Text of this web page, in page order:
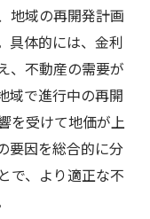
地域の再開発計画
具体的には、金利
、不動産の需要が
域で進行中の再開
を受けて地価が上
要因を総合的に分
で、より適正な不